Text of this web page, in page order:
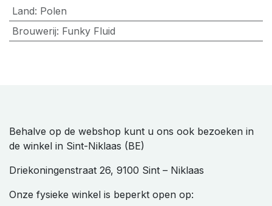
Land: Polen
Brouwerij: Funky Fluid
Behalve op de webshop kunt u ons ook bezoeken in
de winkel in Sint-Niklaas (BE)
Driekoningenstraat 26, 9100 Sint – Niklaas
Onze fysieke winkel is beperkt open op: